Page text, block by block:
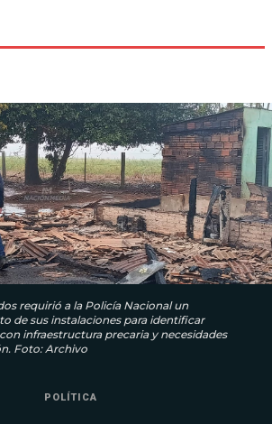
requirió a la Policía Nacional un
de sus instalaciones para identificar
infraestructura precaria y necesidades
Foto: Archivo
POLÍTICA